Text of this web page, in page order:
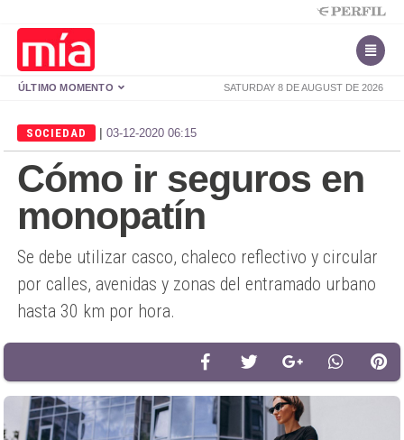
SATURDAY 8 DE AUGUST DE 2026
ÚLTIMO MOMENTO
SOCIEDAD | 03-12-2020 06:15
Cómo ir seguros en
monopatín
Se debe utilizar casco, chaleco reflectivo y circular
por calles, avenidas y zonas del entramado urbano
hasta 30 km por hora.